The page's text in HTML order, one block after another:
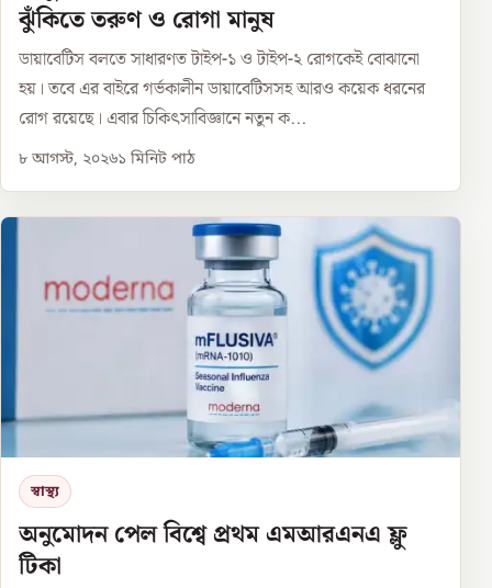
ঝুঁকিতে তরুণ ও রোগা মানুষ
ডায়াবেটিস বলতে সাধারণত টাইপ-১ ও টাইপ-২ রোগকেই বোঝানো
হয়। তবে এর বাইরে গর্ভকালীন ডায়াবেটিসসহ আরও কয়েক ধরনের
রোগ রয়েছে। এবার চিকিৎসাবিজ্ঞানে নতুন ক...
৮ আগস্ট, ২০২৬১ মিনিট পাঠ
স্বাস্থ্য
অনুমোদন পেল বিশ্বে প্রথম এমআরএনএ ফ্লু
টিকা